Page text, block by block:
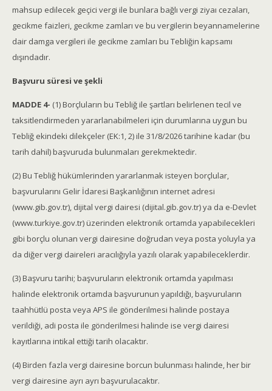
mahsup edilecek geçici vergi ile bunlara bağlı vergi ziyaı cezaları,
gecikme faizleri, gecikme zamları ve bu vergilerin beyannamelerine
dair damga vergileri ile gecikme zamları bu Tebliğin kapsamı
dışındadır.
Başvuru süresi ve şekli
MADDE 4- (1) Borçluların bu Tebliğ ile şartları belirlenen tecil ve
taksitlendirmeden yararlanabilmeleri için durumlarına uygun bu
Tebliğ ekindeki dilekçeler (EK:1, 2) ile 31/8/2026 tarihine kadar (bu
tarih dahil) başvuruda bulunmaları gerekmektedir.
(2) Bu Tebliğ hükümlerinden yararlanmak isteyen borçlular,
başvurularını Gelir İdaresi Başkanlığının internet adresi
(www.gib.gov.tr), dijital vergi dairesi (dijital.gib.gov.tr) ya da e-Devlet
(www.turkiye.gov.tr) üzerinden elektronik ortamda yapabilecekleri
gibi borçlu olunan vergi dairesine doğrudan veya posta yoluyla ya
da diğer vergi daireleri aracılığıyla yazılı olarak yapabileceklerdir.
(3) Başvuru tarihi; başvuruların elektronik ortamda yapılması
halinde elektronik ortamda başvurunun yapıldığı, başvuruların
taahhütlü posta veya APS ile gönderilmesi halinde postaya
verildiği, adi posta ile gönderilmesi halinde ise vergi dairesi
kayıtlarına intikal ettiği tarih olacaktır.
(4) Birden fazla vergi dairesine borcun bulunması halinde, her bir
vergi dairesine ayrı ayrı başvurulacaktır.